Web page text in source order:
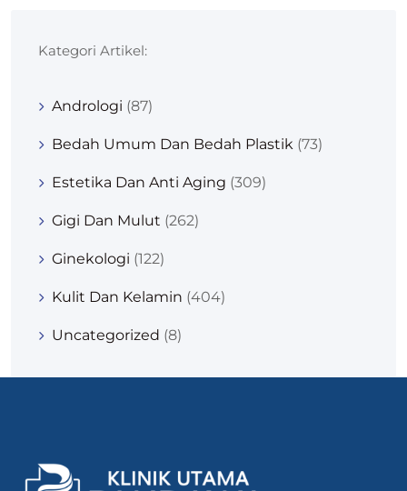
Kategori Artikel:
Andrologi (87)
Bedah Umum Dan Bedah Plastik (73)
Estetika Dan Anti Aging (309)
Gigi Dan Mulut (262)
Ginekologi (122)
Kulit Dan Kelamin (404)
Uncategorized (8)